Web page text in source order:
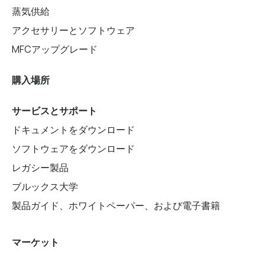
蒸気供給
アクセサリーとソフトウェア
MFCアップグレード
購入場所
サービスとサポート
ドキュメントをダウンロード
ソフトウェアをダウンロード
レガシー製品
ブルックス大学
製品ガイド、ホワイトペーパー、および電子書籍
マーケット